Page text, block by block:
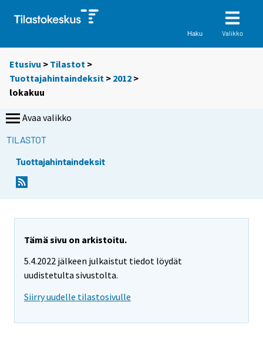
Haku Valikko
Etusivu > Tilastot >
Tuottajahintaindeksit > 2012 >
lokakuu
Avaa valikko
TILASTOT
Tuottajahintaindeksit
Tämä sivu on arkistoitu.
5.4.2022 jälkeen julkaistut tiedot löydät
uudistetulta sivustolta.
Siirry uudelle tilastosivulle